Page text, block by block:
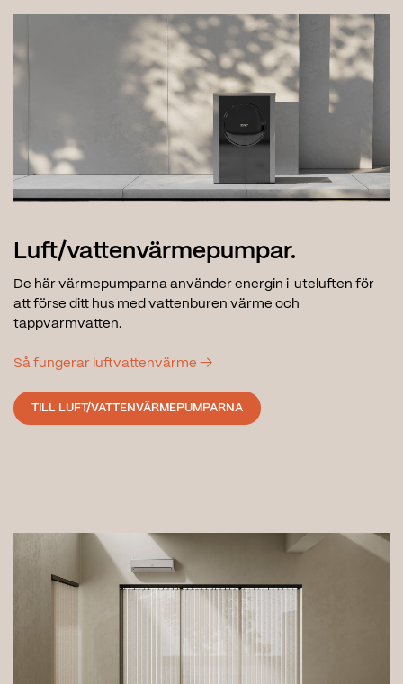
Luft/vattenvärmepumpar.
De här värmepumparna använder energin i uteluften för
att förse ditt hus med vattenburen värme och
tappvarmvatten.
Så fungerar luftvattenvärme →
TILL LUFT/VATTENVÄRMEPUMPARNA